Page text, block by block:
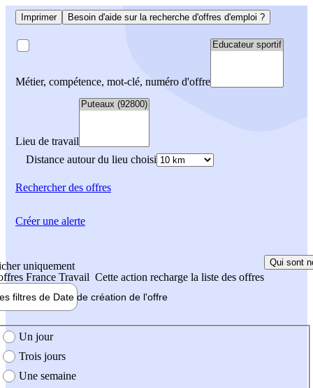
Imprimer Besoin d'aide sur la recherche d'offres d'emploi ?
Métier, compétence, mot-clé, numéro d'offre
Lieu de travail
Distance autour du lieu choisi
Rechercherdes offres
uniquement
France Travail Cette action recharge la liste des offres
Qui sont
filtres de Date de création de l'offre
création de l'offre
Un jour
Trois jours
Une semaine
Créer une alerte